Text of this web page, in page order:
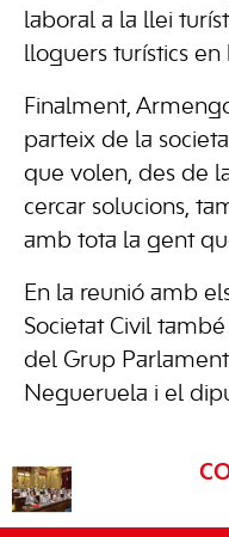
laboral a la llei
lloguers turístics en
Finalment,
parteix de la
que volen, des de
cercar solucions,
amb tota la gent
En la reunió amb
Societat Civil
del Grup
Negueruela i el